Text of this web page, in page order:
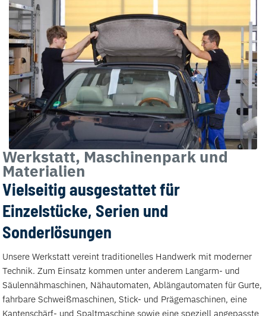
Werkstatt, Maschinenpark und
Materialien
Vielseitig ausgestattet für
Einzelstücke, Serien und
Sonderlösungen
Unsere Werkstatt vereint traditionelles Handwerk mit moderner
Technik. Zum Einsatz kommen unter anderem Langarm- und
Säulennähmaschinen, Nähautomaten, Ablängautomaten für Gurte,
fahrbare Schweißmaschinen, Stick- und Prägemaschinen, eine
Kantenschärf- und Spaltmaschine sowie eine speziell angepasste